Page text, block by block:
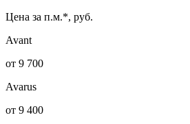
Цена за п.м.*, руб.
Avant
от 9 700
Avarus
от 9 400